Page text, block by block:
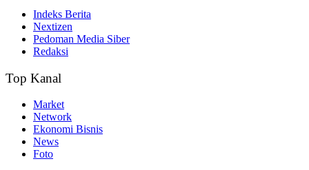
Indeks Berita
Nextizen
Pedoman Media Siber
Redaksi
Top Kanal
Market
Network
Ekonomi Bisnis
News
Foto